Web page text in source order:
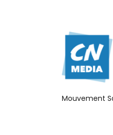
Mouvement